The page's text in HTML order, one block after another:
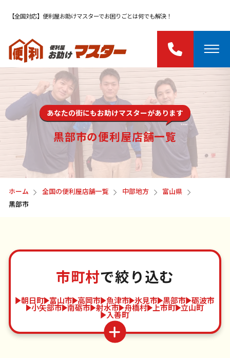
【全国対応】便利屋お助けマスターでお困りごとは何でも解決！
あなたの街にもお助けマスターがあります
黒部市の便利屋店舗一覧
ホーム 全国の便利屋店舗一覧 中部地方
富山県
黒部市
市町村で絞り込む
朝日町 富山市 高岡市 魚津市 氷見市 黒部市 砺波市
小矢部市 南砺市 射水市 舟橋村 上市町 立山町
入善町